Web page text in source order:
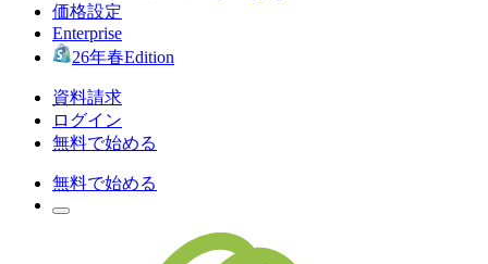
価格設定
Enterprise
26年春Edition
資料請求
ログイン
無料で始める
無料で始める